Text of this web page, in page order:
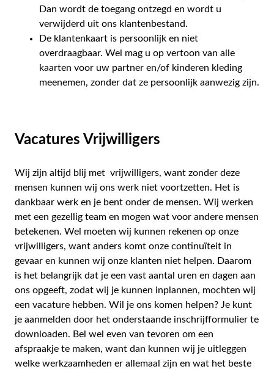
Dan wordt de toegang ontzegd en wordt u
verwijderd uit ons klantenbestand.
De klantenkaart is persoonlijk en niet
overdraagbaar. Wel mag u op vertoon van alle
kaarten voor uw partner en/of kinderen kleding
meenemen, zonder dat ze persoonlijk aanwezig zijn.
Vacatures Vrijwilligers
Wij zijn altijd blij met vrijwilligers, want zonder deze
mensen kunnen wij ons werk niet voortzetten. Het is
dankbaar werk en je bent onder de mensen. Wij werken
met een gezellig team en mogen wat voor andere mensen
betekenen. Wel moeten wij kunnen rekenen op onze
vrijwilligers, want anders komt onze continuïteit in
gevaar en kunnen wij onze klanten niet helpen. Daarom
is het belangrijk dat je een vast aantal uren en dagen aan
ons opgeeft, zodat wij je kunnen inplannen, mochten wij
een vacature hebben. Wil je ons komen helpen? Je kunt
je aanmelden door het onderstaande inschrijfformulier te
downloaden. Bel wel even van tevoren om een
afspraakje te maken, want dan kunnen wij je uitleggen
welke werkzaamheden er allemaal zijn en wat het beste